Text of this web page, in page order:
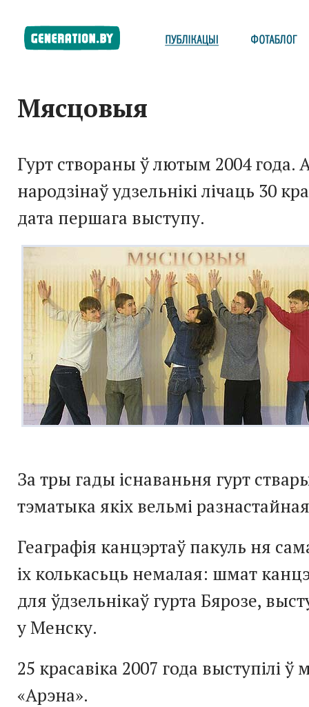
Мясцовыя
Гурт створаны ў лютым 2004 года.
народзінаў удзельнікі лічаць 30
дата першага выступу.
За тры гады існаваньня гурт
тэматыка якіх вельмі
Геаграфія канцэртаў пакуль ня
іх колькасьць немалая: шмат
для ўдзельнікаў гурта Бярозе,
у Менску.
25 красавіка 2007 года выступілі
«Арэна».